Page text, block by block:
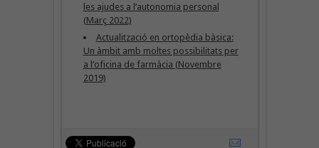
les ajudes a l’autonomia personal
(Març 2022)
Actualització en ortopèdia bàsica:
Un àmbit amb moltes possibilitats per
a l’oficina de farmàcia (Novembre
2019)